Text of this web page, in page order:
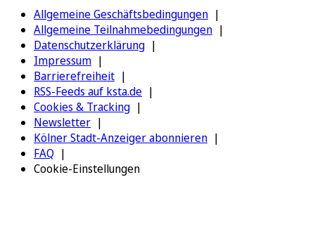
Allgemeine Geschäftsbedingungen
Allgemeine Teilnahmebedingungen
Datenschutzerklärung
Impressum
Barrierefreiheit
RSS-Feeds auf ksta.de
Cookies & Tracking
Newsletter
Kölner Stadt-Anzeiger abonnieren
FAQ
Cookie-Einstellungen